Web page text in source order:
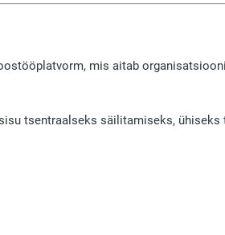
mis aitab
tsentraalseks säilitamiseks,